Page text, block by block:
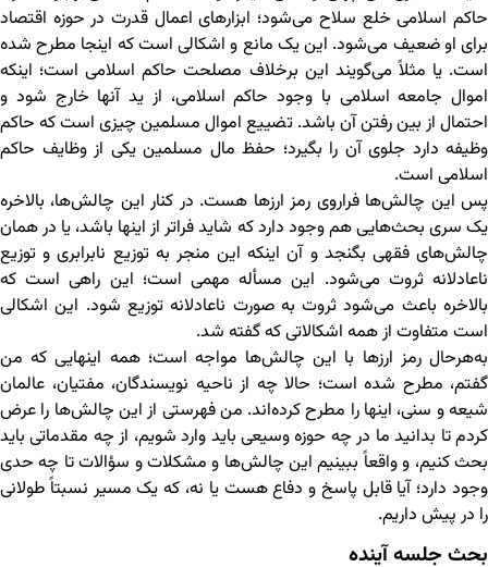
حاکم اسلامی خلع سلاح می‌شود؛ ابزارهای اعمال قدرت در حوزه اقتصاد
برای او ضعیف می‌شود. این یک مانع و اشکالی است که اینجا مطرح شده
است. یا مثلاً می‌گویند این برخلاف مصلحت حاکم اسلامی است؛ اینکه
اموال جامعه اسلامی با وجود حاکم اسلامی، از ید آنها خارج شود و
احتمال از بین رفتن آن باشد. تضییع اموال مسلمین چیزی است که حاکم
وظیفه دارد جلوی آن را بگیرد؛ حفظ مال مسلمین یکی از وظایف حاکم
اسلامی است.
پس این چالش‌ها فراروی رمز ارزها هست. در کنار این چالش‌ها، بالاخره
یک سری بحث‌هایی هم وجود دارد که شاید فراتر از اینها باشد، یا در همان
چالش‌های فقهی بگنجد و آن اینکه این منجر به توزیع نابرابری و توزیع
ناعادلانه ثروت می‌شود. این مسأله مهمی است؛ این راهی است که
بالاخره باعث می‌شود ثروت به صورت ناعادلانه توزیع شود. این اشکالی
است متفاوت از همه اشکالاتی که گفته شد.
به‌هرحال رمز ارزها با این چالش‌ها مواجه است؛ همه اینهایی که من
گفتم، مطرح شده است؛ حالا چه از ناحیه نویسندگان، مفتیان، عالمان
شیعه و سنی، اینها را مطرح کرده‌اند. من فهرستی از این چالش‌ها را عرض
کردم تا بدانید ما در چه حوزه وسیعی باید وارد شویم، از چه مقدماتی باید
بحث کنیم، و واقعاً ببینیم این چالش‌ها و مشکلات و سؤالات تا چه حدی
وجود دارد؛ آیا قابل پاسخ و دفاع هست یا نه، که یک مسیر نسبتاً طولانی
را در پیش داریم.
بحث جلسه آینده